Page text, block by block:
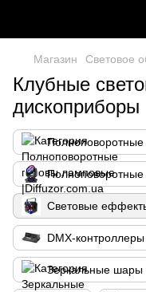
Магазин Световое
Клубные
дископриборы
Полноповоротные
Световые
DMX-контроллеры
Зеркальные шары